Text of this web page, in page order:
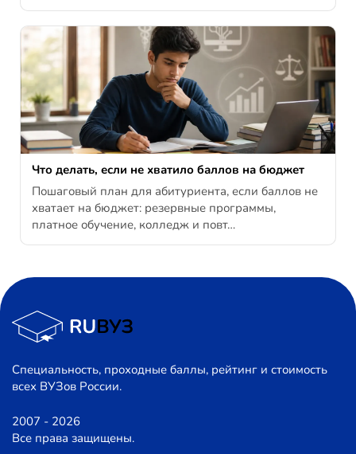
Что делать, если не хватило баллов на бюджет
Пошаговый план для абитуриента, если баллов не
хватает на бюджет: резервные программы,
платное обучение, колледж и повт…
Специальность, проходные баллы, рейтинг и стоимость
всех ВУЗов России.
2007 - 2026
Все права защищены.